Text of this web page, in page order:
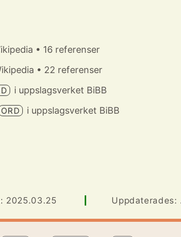
• 16 referenser
• 22 referenser
i uppslagsverket BiBB
ORD i uppslagsverket BiBB
2025.03.25 Uppdaterades: